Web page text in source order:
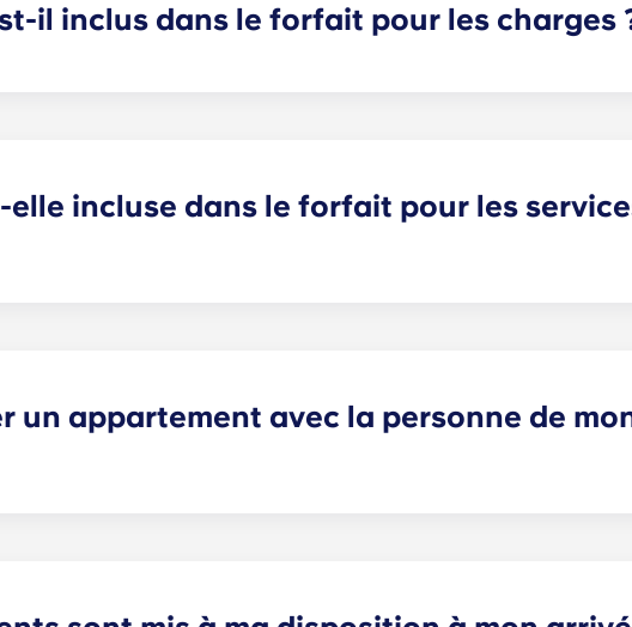
il inclus dans le forfait pour les charges
incluse dans le forfait pour les
un appartement avec la personne de